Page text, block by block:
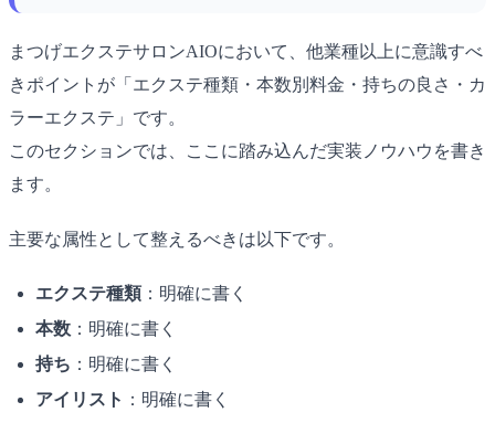
まつげエクステサロンAIOにおいて、他業種以上に意識すべ
きポイントが「エクステ種類・本数別料金・持ちの良さ・カ
ラーエクステ」です。
このセクションでは、ここに踏み込んだ実装ノウハウを書き
ます。
主要な属性として整えるべきは以下です。
エクステ種類：明確に書く
本数 ：明確に書く
持ち ：明確に書く
アイリスト ：明確に書く